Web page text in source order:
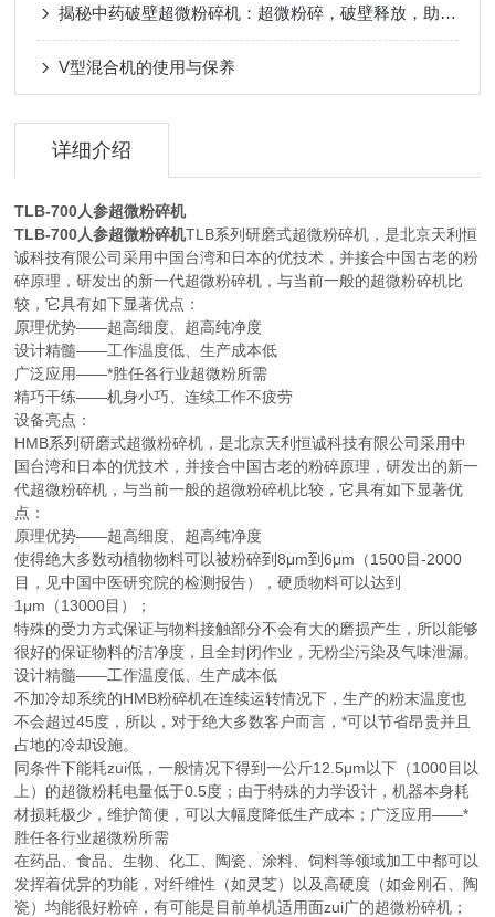
揭秘中药破壁超微粉碎机：超微粉碎，破壁释放，助力中药现代化
V型混合机的使用与保养
详细介绍
TLB-700人参超微粉碎机
TLB-700人参超微粉碎机TLB系列研磨式超微粉碎机，是北京天利恒
诚科技有限公司采用中国台湾和日本的优技术，并接合中国古老的粉
碎原理，研发出的新一代超微粉碎机，与当前一般的超微粉碎机比
较，它具有如下显著优点：
原理优势——超高细度、超高纯净度
设计精髓——工作温度低、生产成本低
广泛应用——*胜任各行业超微粉所需
精巧干练——机身小巧、连续工作不疲劳
设备亮点：
HMB系列研磨式超微粉碎机，是北京天利恒诚科技有限公司采用中
国台湾和日本的优技术，并接合中国古老的粉碎原理，研发出的新一
代超微粉碎机，与当前一般的超微粉碎机比较，它具有如下显著优
点：
原理优势——超高细度、超高纯净度
使得绝大多数动植物物料可以被粉碎到8μm到6μm（1500目-2000
目，见中国中医研究院的检测报告），硬质物料可以达到
1μm（13000目）；
特殊的受力方式保证与物料接触部分不会有大的磨损产生，所以能够
很好的保证物料的洁净度，且全封闭作业，无粉尘污染及气味泄漏。
设计精髓——工作温度低、生产成本低
不加冷却系统的HMB粉碎机在连续运转情况下，生产的粉末温度也
不会超过45度，所以，对于绝大多数客户而言，*可以节省昂贵并且
占地的冷却设施。
同条件下能耗zui低，一般情况下得到一公斤12.5μm以下（1000目以
上）的超微粉耗电量低于0.5度；由于特殊的力学设计，机器本身耗
材损耗极少，维护简便，可以大幅度降低生产成本；广泛应用——*
胜任各行业超微粉所需
在药品、食品、生物、化工、陶瓷、涂料、饲料等领域加工中都可以
发挥着优异的功能，对纤维性（如灵芝）以及高硬度（如金刚石、陶
瓷）均能很好粉碎，有可能是目前单机适用面zui广的超微粉碎机；